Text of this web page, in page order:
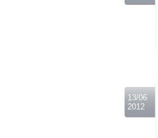
13/06
2012